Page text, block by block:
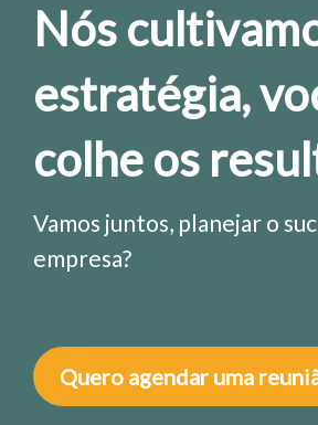
Nós
estratégia,
colhe os
Vamos juntos, planejar o
empresa?
Quero agendar uma